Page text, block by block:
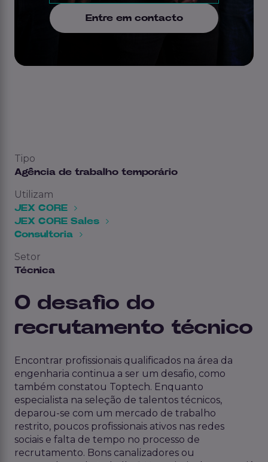
Entre em contacto
Tipo
Agência de trabalho temporário
Utilizam
JEX CORE
JEX CORE Sales
Consultoria
Setor
Técnica
O desafio do
recrutamento técnico
Encontrar profissionais qualificados na área da
engenharia continua a ser um desafio, como
também constatou Toptech. Enquanto
especialista na seleção de talentos técnicos,
deparou-se com um mercado de trabalho
restrito, poucos profissionais ativos nas redes
sociais e falta de tempo no processo de
recrutamento. Bons canalizadores ou